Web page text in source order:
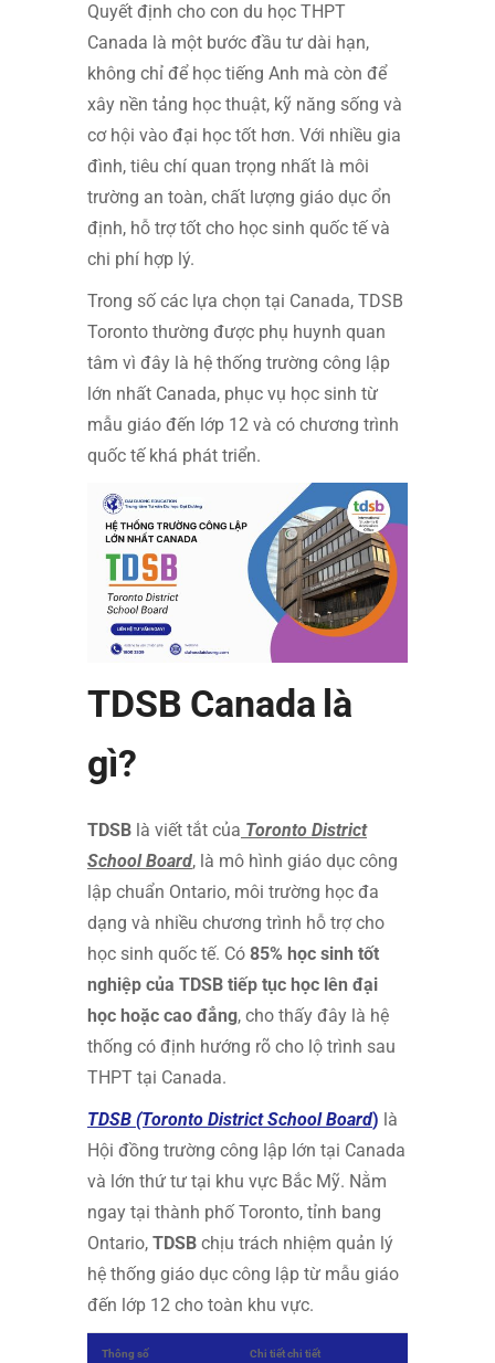
Quyết định cho con du học THPT
Canada là một bước đầu tư dài hạn,
không chỉ để học tiếng Anh mà còn để
xây nền tảng học thuật, kỹ năng sống và
cơ hội vào đại học tốt hơn. Với nhiều gia
đình, tiêu chí quan trọng nhất là môi
trường an toàn, chất lượng giáo dục ổn
định, hỗ trợ tốt cho học sinh quốc tế và
chi phí hợp lý.
Trong số các lựa chọn tại Canada, TDSB
Toronto thường được phụ huynh quan
tâm vì đây là hệ thống trường công lập
lớn nhất Canada, phục vụ học sinh từ
mẫu giáo đến lớp 12 và có chương trình
quốc tế khá phát triển.
TDSB Canada là
gì?
TDSB là viết tắt của Toronto District
School Board, là mô hình giáo dục công
lập chuẩn Ontario, môi trường học đa
dạng và nhiều chương trình hỗ trợ cho
học sinh quốc tế. Có 85% học sinh tốt
nghiệp của TDSB tiếp tục học lên đại
học hoặc cao đẳng, cho thấy đây là hệ
thống có định hướng rõ cho lộ trình sau
THPT tại Canada.
TDSB (Toronto District School Board) là
Hội đồng trường công lập lớn tại Canada
và lớn thứ tư tại khu vực Bắc Mỹ. Nằm
ngay tại thành phố Toronto, tỉnh bang
Ontario, TDSB chịu trách nhiệm quản lý
hệ thống giáo dục công lập từ mẫu giáo
đến lớp 12 cho toàn khu vực.
Thông số Chi tiết chi tiết